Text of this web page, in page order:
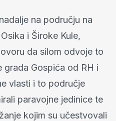
na području na
i Široke Kule,
da silom odvoje to
Gospića od RH i
vlasti i to područje
paravojne jedinice te
kojim su učestvovali